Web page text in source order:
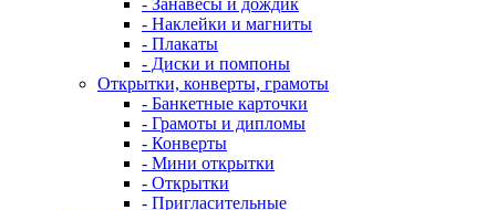
- Занавесы и дождик
- Наклейки и магниты
- Плакаты
- Диски и помпоны
Открытки, конверты, грамоты
- Банкетные карточки
- Грамоты и дипломы
- Конверты
- Мини открытки
- Открытки
- Пригласительные